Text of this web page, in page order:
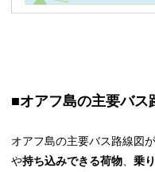
■オアフ島の主要バス
オアフ島の主要バス路線図
や持ち込みできる荷物、 乗